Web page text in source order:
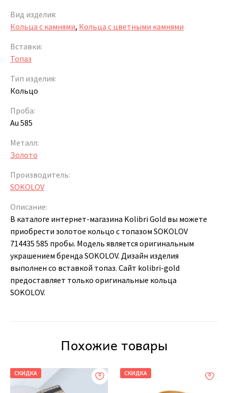
Вид изделия:
Кольца с камнями, Кольца с цветными камнями
Вставки:
Топаз
Тип изделия:
Кольцо
Проба:
Au 585
Металл:
Золото
Производитель:
SOKOLOV
Описание:
В каталоге интернет-магазина Kolibri Gold вы можете
приобрести золотое кольцо с топазом SOKOLOV
714435 585 пробы. Модель является оригинальным
украшением бренда SOKOLOV. Дизайн изделия
выполнен со вставкой топаз. Сайт kolibri-gold
предоставляет только оригинальные кольца
SOKOLOV.
Похожие товары
СКИДКА СКИДКА